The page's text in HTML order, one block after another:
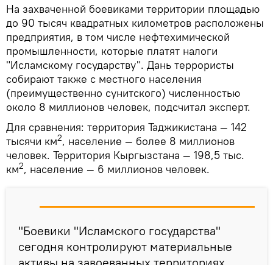
На захваченной боевиками территории площадью
до 90 тысяч квадратных километров расположены
предприятия, в том числе нефтехимической
промышленности, которые платят налоги
"Исламскому государству". Дань террористы
собирают также с местного населения
(преимущественно сунитского) численностью
около 8 миллионов человек, подсчитал эксперт.
Для сравнения: территория Таджикистана — 142
тысячи км2, население — более 8 миллионов
человек. Территория Кыргызстана — 198,5 тыс.
км2, население — 6 миллионов человек.
"Боевики "Исламского государства"
сегодня контролируют материальные